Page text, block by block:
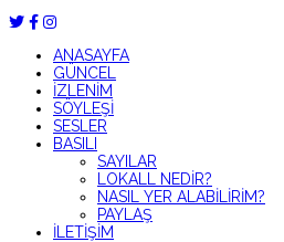
ANASAYFA
GÜNCEL
İZLENİM
SÖYLEŞİ
SESLER
BASILI
SAYILAR
LOKALL NEDİR?
NASIL YER ALABİLİRİM?
PAYLAŞ
İLETİŞİM